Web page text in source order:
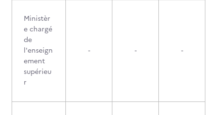
Ministèr
e chargé
de
l'enseign
ement
supérieu
r
- - -